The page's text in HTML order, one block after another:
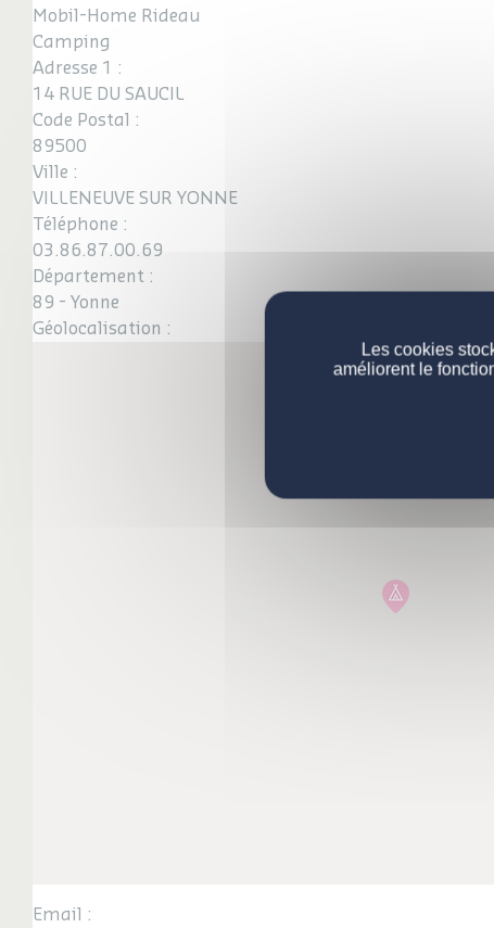
Mobil-Home Rideau
Camping
Adresse 1 :
14 RUE DU SAUCIL
Code Postal :
89500
Ville :
VILLENEUVE SUR YONNE
Téléphone :
03.86.87.00.69
Département :
89 - Yonne
Géolocalisation :
Email :
Les cookies
améliorent le